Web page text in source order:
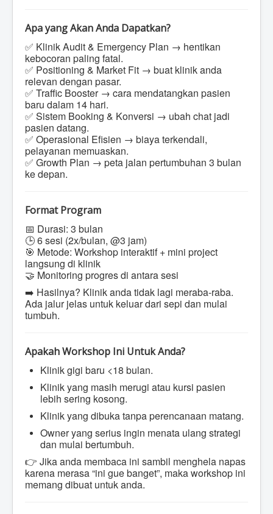
Apa yang Akan Anda Dapatkan?
✅ Klinik Audit & Emergency Plan → hentikan
kebocoran paling fatal.
✅ Positioning & Market Fit → buat klinik anda
relevan dengan pasar.
✅ Traffic Booster → cara mendatangkan pasien
baru dalam 14 hari.
✅ Sistem Booking & Konversi → ubah chat jadi
pasien datang.
✅ Operasional Efisien → biaya terkendali,
pelayanan memuaskan.
✅ Growth Plan → peta jalan pertumbuhan 3 bulan
ke depan.
Format Program
📅 Durasi: 3 bulan
🕒 6 sesi (2x/bulan, @3 jam)
🎯 Metode: Workshop interaktif + mini project
langsung di klinik
🤝 Monitoring progres di antara sesi
➡️ Hasilnya? Klinik anda tidak lagi meraba-raba.
Ada jalur jelas untuk keluar dari sepi dan mulai
tumbuh.
Apakah Workshop Ini Untuk Anda?
Klinik gigi baru <18 bulan.
Klinik yang masih merugi atau kursi pasien
lebih sering kosong.
Klinik yang dibuka tanpa perencanaan matang.
Owner yang serius ingin menata ulang strategi
dan mulai bertumbuh.
👉 Jika anda membaca ini sambil menghela napas
karena merasa “ini gue banget”, maka workshop ini
memang dibuat untuk anda.